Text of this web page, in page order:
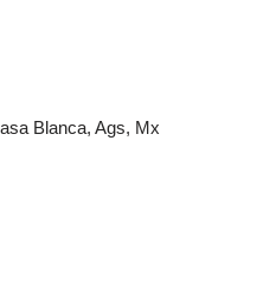
Blanca, Ags, Mx